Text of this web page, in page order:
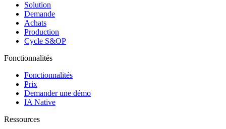
Solution
Demande
Achats
Production
Cycle S&OP
Fonctionnalités
Fonctionnalités
Prix
Demander une démo
IA Native
Ressources